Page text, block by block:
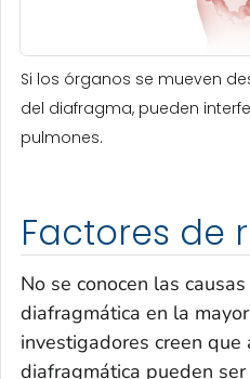
Si los órganos se mueven
del diafragma, pueden
pulmones.
Factores de
No se conocen las
diafragmática en la
investigadores creen
diafragmática pueden